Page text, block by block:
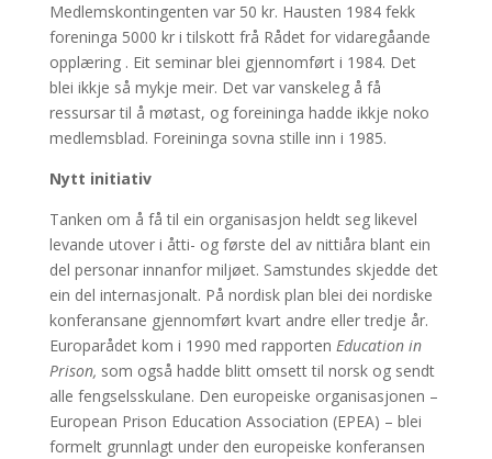
Medlemskontingenten var 50 kr. Hausten 1984 fekk
foreninga 5000 kr i tilskott frå Rådet for vidaregåande
opplæring . Eit seminar blei gjennomført i 1984. Det
blei ikkje så mykje meir. Det var vanskeleg å få
ressursar til å møtast, og foreininga hadde ikkje noko
medlemsblad. Foreininga sovna stille inn i 1985.
Nytt initiativ
Tanken om å få til ein organisasjon heldt seg likevel
levande utover i åtti- og første del av nittiåra blant ein
del personar innanfor miljøet. Samstundes skjedde det
ein del internasjonalt. På nordisk plan blei dei nordiske
konferansane gjennomført kvart andre eller tredje år.
Europarådet kom i 1990 med rapporten Education in
Prison, som også hadde blitt omsett til norsk og sendt
alle fengselsskulane. Den europeiske organisasjonen –
European Prison Education Association (EPEA) – blei
formelt grunnlagt under den europeiske konferansen